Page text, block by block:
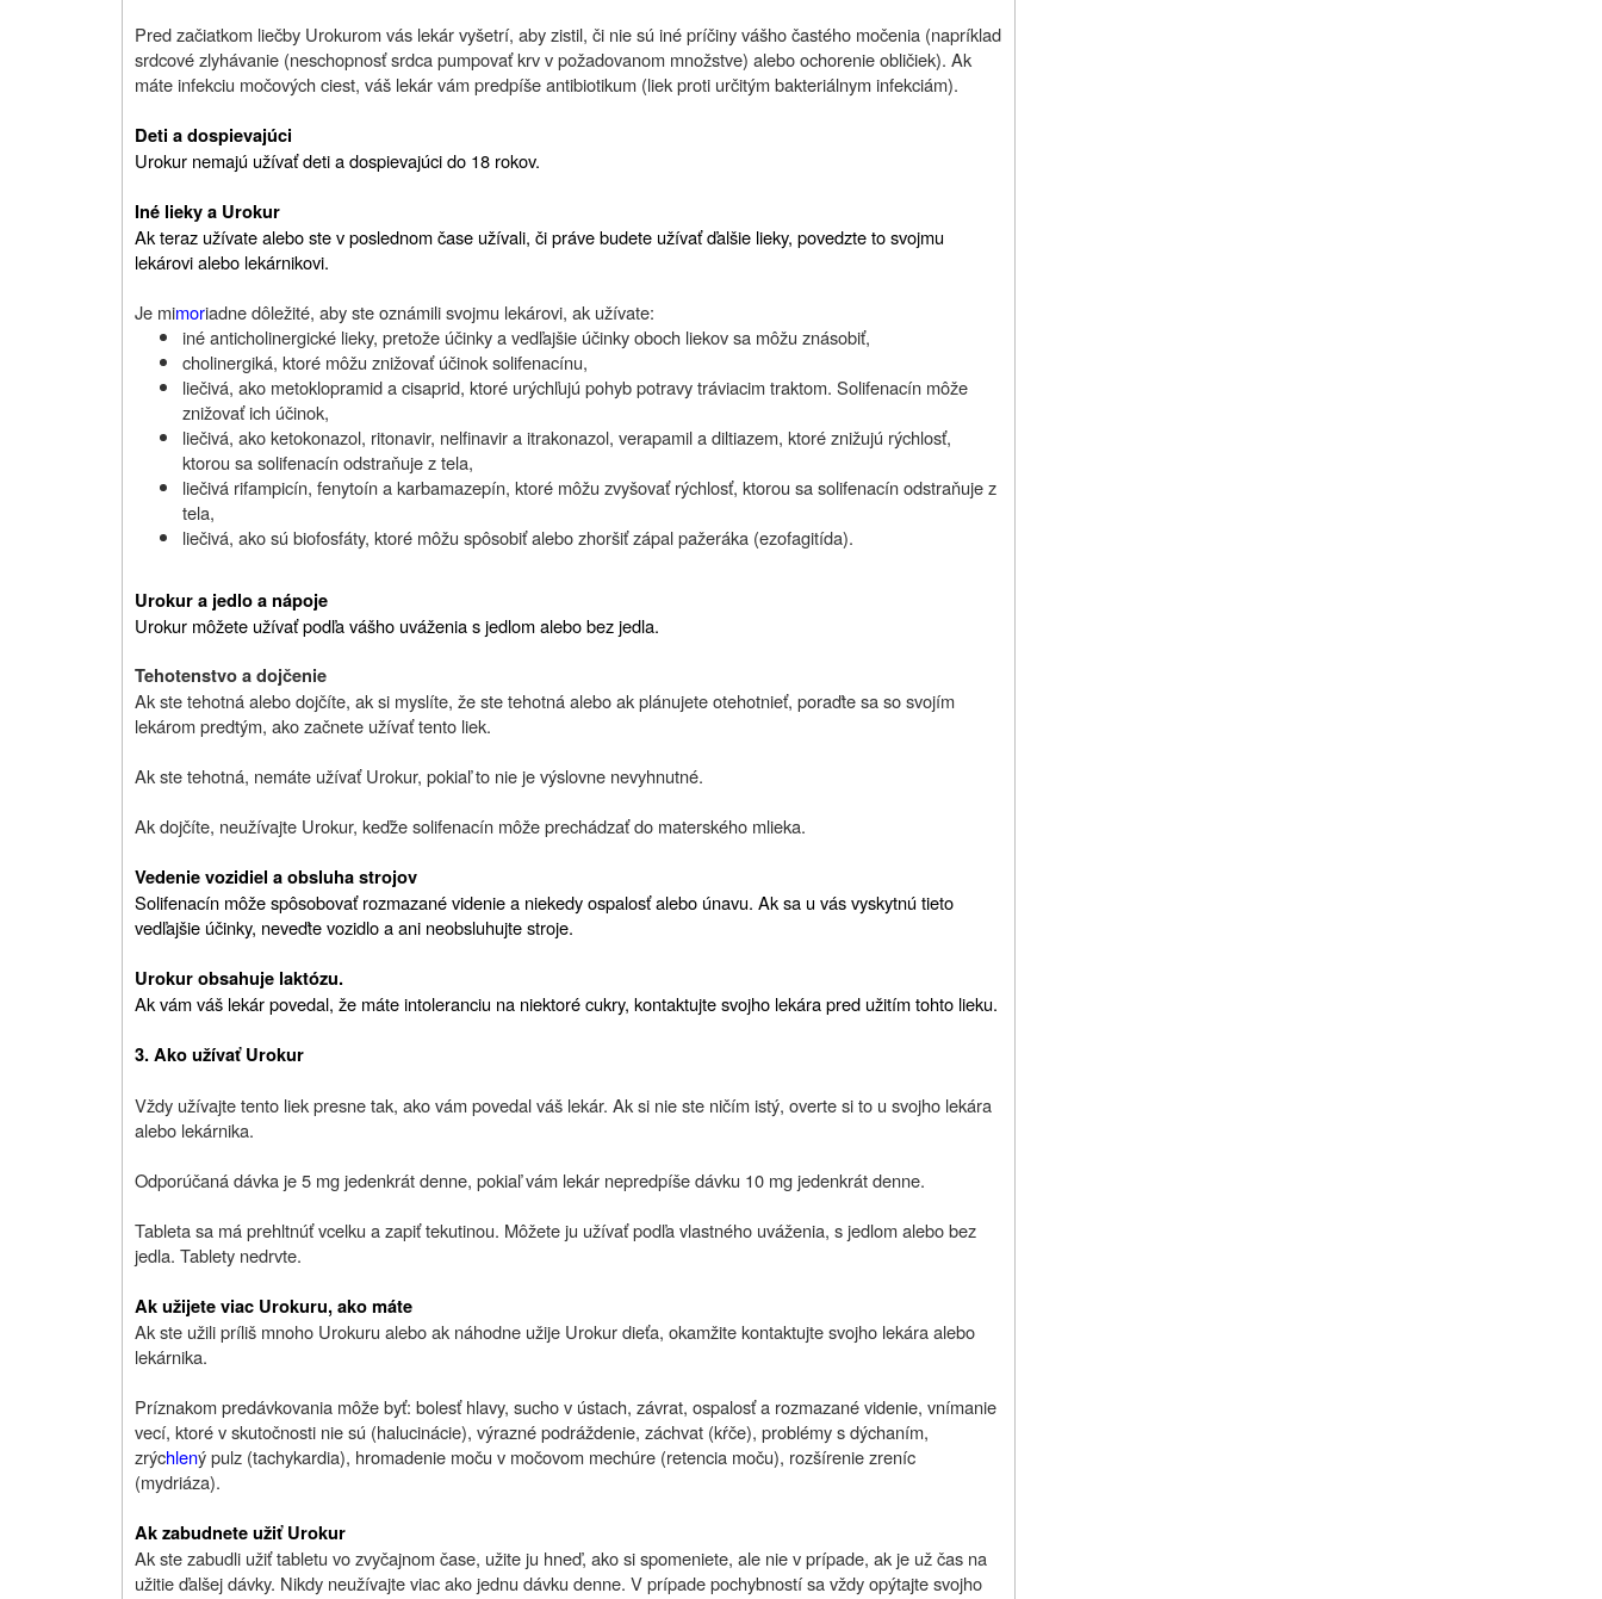
Pred začiatkom liečby Urokurom vás lekár vyšetrí, aby zistil, či nie sú iné príčiny vášho častého močenia (napríklad
srdcové zlyhávanie (neschopnosť srdca pumpovať krv v požadovanom množstve) alebo ochorenie obličiek). Ak
máte infekciu močových ciest, váš lekár vám predpíše antibiotikum (liek proti určitým bakteriálnym infekciám).
Deti a dospievajúci
Urokur nemajú užívať deti a dospievajúci do 18 rokov.
Iné lieky a Urokur
Ak teraz užívate alebo ste v poslednom čase užívali, či práve budete užívať ďalšie lieky, povedzte to svojmu
lekárovi alebo lekárnikovi.
Je mimoriadne dôležité, aby ste oznámili svojmu lekárovi, ak užívate:
iné anticholinergické lieky, pretože účinky a vedľajšie účinky oboch liekov sa môžu znásobiť,
cholinergiká, ktoré môžu znižovať účinok solifenacínu,
liečivá, ako metoklopramid a cisaprid, ktoré urýchľujú pohyb potravy tráviacim traktom. Solifenacín môže
znižovať ich účinok,
liečivá, ako ketokonazol, ritonavir, nelfinavir a itrakonazol, verapamil a diltiazem, ktoré znižujú rýchlosť,
ktorou sa solifenacín odstraňuje z tela,
liečivá rifampicín, fenytoín a karbamazepín, ktoré môžu zvyšovať rýchlosť, ktorou sa solifenacín odstraňuje z
tela,
liečivá, ako sú biofosfáty, ktoré môžu spôsobiť alebo zhoršiť zápal pažeráka (ezofagitída).
Urokur a jedlo a nápoje
Urokur môžete užívať podľa vášho uváženia s jedlom alebo bez jedla.
Tehotenstvo a dojčenie
Ak ste tehotná alebo dojčíte, ak si myslíte, že ste tehotná alebo ak plánujete otehotnieť, poraďte sa so svojím
lekárom predtým, ako začnete užívať tento liek.
Ak ste tehotná, nemáte užívať Urokur, pokiaľ to nie je výslovne nevyhnutné.
Ak dojčíte, neužívajte Urokur, keďže solifenacín môže prechádzať do materského mlieka.
Vedenie vozidiel a obsluha strojov
Solifenacín môže spôsobovať rozmazané videnie a niekedy ospalosť alebo únavu. Ak sa u vás vyskytnú tieto
vedľajšie účinky, neveďte vozidlo a ani neobsluhujte stroje.
Urokur obsahuje laktózu.
Ak vám váš lekár povedal, že máte intoleranciu na niektoré cukry, kontaktujte svojho lekára pred užitím tohto lieku.
3. Ako užívať Urokur
Vždy užívajte tento liek presne tak, ako vám povedal váš lekár. Ak si nie ste ničím istý, overte si to u svojho lekára
alebo lekárnika.
Odporúčaná dávka je 5 mg jedenkrát denne, pokiaľ vám lekár nepredpíše dávku 10 mg jedenkrát denne.
Tableta sa má prehltnúť vcelku a zapiť tekutinou. Môžete ju užívať podľa vlastného uváženia, s jedlom alebo bez
jedla. Tablety nedrvte.
Ak užijete viac Urokuru, ako máte
Ak ste užili príliš mnoho Urokuru alebo ak náhodne užije Urokur dieťa, okamžite kontaktujte svojho lekára alebo
lekárnika.
Príznakom predávkovania môže byť: bolesť hlavy, sucho v ústach, závrat, ospalosť a rozmazané videnie, vnímanie
vecí, ktoré v skutočnosti nie sú (halucinácie), výrazné podráždenie, záchvat (kŕče), problémy s dýchaním,
zrýchlený pulz (tachykardia), hromadenie moču v močovom mechúre (retencia moču), rozšírenie zreníc
(mydriáza).
Ak zabudnete užiť Urokur
Ak ste zabudli užiť tabletu vo zvyčajnom čase, užite ju hneď, ako si spomeniete, ale nie v prípade, ak je už čas na
užitie ďalšej dávky. Nikdy neužívajte viac ako jednu dávku denne. V prípade pochybností sa vždy opýtajte svojho